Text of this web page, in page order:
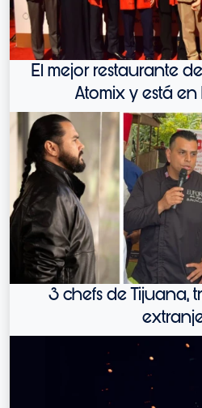
El mejor restaurante
Atomix y está
3 chefs de Tijuana,